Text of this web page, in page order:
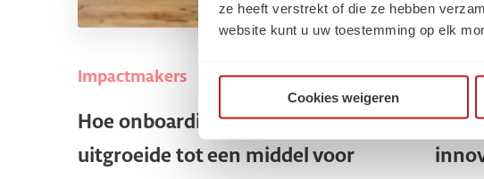
ze heeft verstrekt of die ze hebben
website kunt u uw toestemming op elk
Cookies weigeren
Impactmakers
Hoe onboarding bij Eneco
uitgroeide tot een middel voor
ZZP-